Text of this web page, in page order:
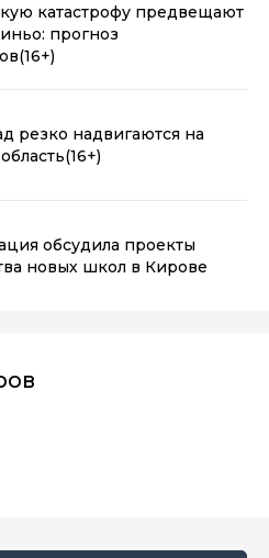
катастрофу предвещают
прогноз
(16+)
резко надвигаются на
(16+)
обсудила проекты
новых школ в Кирове